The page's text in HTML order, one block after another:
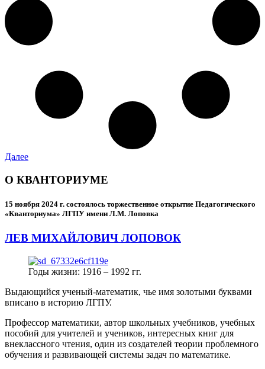
Далее
О КВАНТОРИУМЕ
15 ноября 2024 г. состоялось торжественное открытие Педагогического
«Кванториума» ЛГПУ имени Л.М. Лоповка
ЛЕВ МИХАЙЛОВИЧ ЛОПОВОК
Годы жизни: 1916 – 1992 гг.
Выдающийся ученый-математик, чье имя золотыми буквами
вписано в историю ЛГПУ.
Профессор математики, автор школьных учебников, учебных
пособий для учителей и учеников, интересных книг для
внеклассного чтения, один из создателей теории проблемного
обучения и развивающей системы задач по математике.